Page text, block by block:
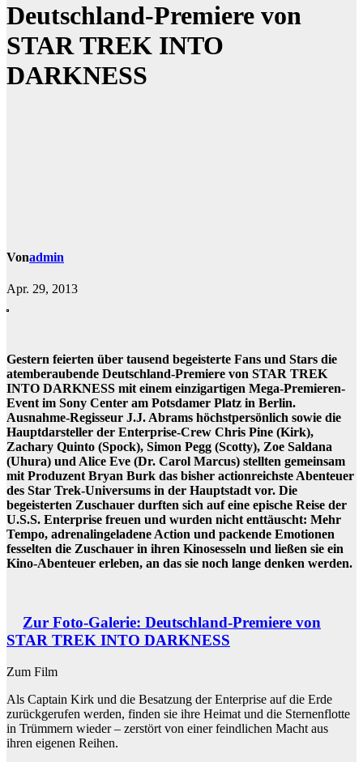
Deutschland-Premiere von
STAR TREK INTO
DARKNESS
Vonadmin
Apr. 29, 2013
Gestern feierten über tausend begeisterte Fans und Stars die
atemberaubende Deutschland-Premiere von STAR TREK
INTO DARKNESS mit einem einzigartigen Mega-Premieren-
Event im Sony Center am Potsdamer Platz in Berlin.
Ausnahme-Regisseur J.J. Abrams höchstpersönlich sowie die
Hauptdarsteller der Enterprise-Crew Chris Pine (Kirk),
Zachary Quinto (Spock), Simon Pegg (Scotty), Zoe Saldana
(Uhura) und Alice Eve (Dr. Carol Marcus) stellten gemeinsam
mit Produzent Bryan Burk das bisher actionreichste Abenteuer
des Star Trek-Universums in der Hauptstadt vor. Die
begeisterten Zuschauer durften sich auf eine epische Reise der
U.S.S. Enterprise freuen und wurden nicht enttäuscht: Mehr
Tempo, adrenalingeladene Action und packende Emotionen
fesselten die Zuschauer in ihren Kinosesseln und ließen sie ein
Kino-Abenteuer erleben, an das sie noch lange denken werden.
Zur Foto-Galerie: Deutschland-Premiere von
STAR TREK INTO DARKNESS
Zum Film
Als Captain Kirk und die Besatzung der Enterprise auf die Erde
zurückgerufen werden, finden sie ihre Heimat und die Sternenflotte
in Trümmern wieder – zerstört von einer feindlichen Macht aus
ihren eigenen Reihen.